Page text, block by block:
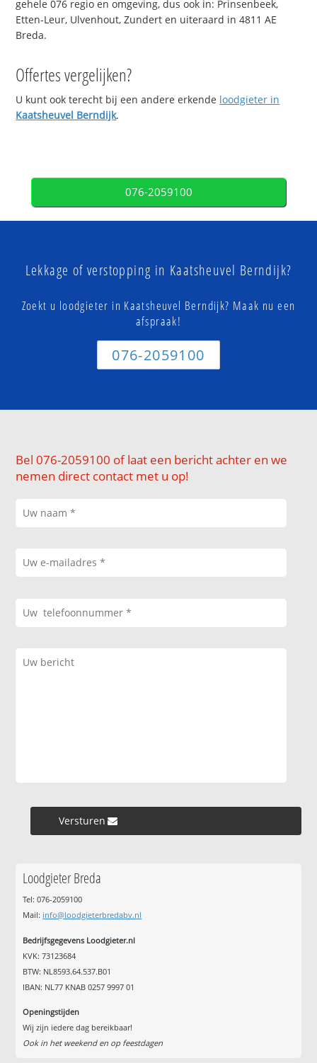
gehele 076 regio en omgeving, dus ook in: Prinsenbeek,
Etten-Leur, Ulvenhout, Zundert en uiteraard in 4811 AE
Breda.
Offertes vergelijken?
U kunt ook terecht bij een andere erkende loodgieter in
Kaatsheuvel Berndijk.
076-2059100
Lekkage of verstopping in Kaatsheuvel Berndijk?
Zoekt u loodgieter in Kaatsheuvel Berndijk? Maak nu een
afspraak!
076-2059100
Bel 076-2059100 of laat een bericht achter en we
nemen direct contact met u op!
Versturen »
Loodgieter Breda
Tel: 076-2059100
Mail: info@loodgieterbredabv.nl
Bedrijfsgegevens Loodgieter.nl
KVK: 73123684
BTW: NL8593.64.537.B01
IBAN: NL77 KNAB 0257 9997 01
Openingstijden
Wij zijn iedere dag bereikbaar!
Ook in het weekend en op feestdagen